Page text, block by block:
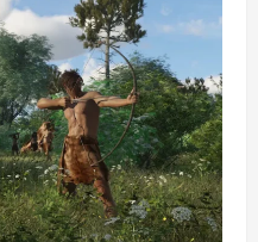
al gobierno de
tras cuatro años de
cambio
bajo escrutinio
en Brasil, Guinea
y EE.UU.